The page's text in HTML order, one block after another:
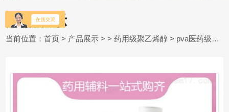
产品展示
当前位置：首页 > 产品展示 > >药用级聚乙烯醇 > pva医药级辅料 25kg/桶聚乙烯醇